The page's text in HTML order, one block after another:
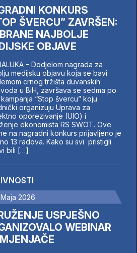
KONKURS
ŠVERCU” ZAVRŠEN:
NAJBOLJE
OBJAVE
– Dodjelom nagrada za
medijsku objavu koja se bavi
crnog tržišta duvanskih
u BiH, završava se sedma po
“Stop švercu” koju
organizuju Uprava za
oporezivanje (UIO) i
ekonomista RS SWOT. Ove
na nagradni konkurs prijavljeno je
13 radova. Kako su svi pristigli
bili […]
2026.
USPJEŠNO
WEBINAR